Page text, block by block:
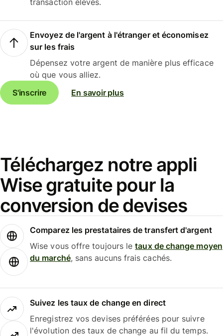
transaction élevés.
Envoyez de l'argent à l'étranger et économisez
sur les frais
Dépensez votre argent de manière plus efficace
où que vous alliez.
S'inscrire
En savoir plus
Téléchargez notre appli
Wise gratuite pour la
conversion de devises
Comparez les prestataires de transfert d'argent
Wise vous offre toujours letaux de change moyen
du marché, sans aucuns frais cachés.
Suivez les taux de change en direct
Enregistrez vos devises préférées pour suivre
l'évolution des taux de change au fil du temps.